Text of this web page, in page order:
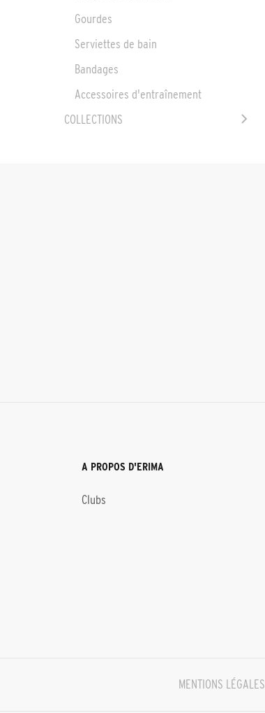
Gourdes
Serviettes de bain
Bandages
Accessoires d'entraînement
COLLECTIONS
A PROPOS D'ERIMA
Clubs
MENTIONS LÉGALES